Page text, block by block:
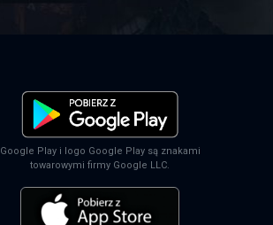
Google Play i logo Google Play są znakami
towarowymi firmy Google LLC.